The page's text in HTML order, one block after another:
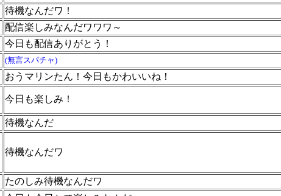
待機なんだワ！
配信楽しみなんだワワワ～
今日も配信ありがとう！
(無言スパチャ)
おうマリンたん！今日もかわいいね！
今日も楽しみ！
待機なんだ
待機なんだワ
たのしみ待機なんだワ